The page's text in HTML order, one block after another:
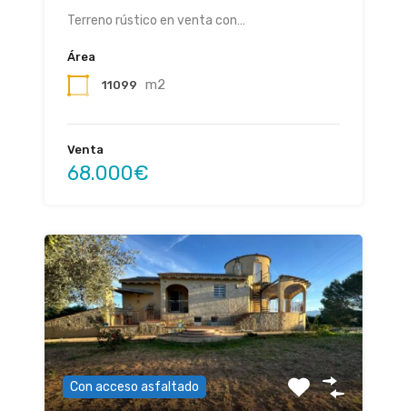
Terreno rústico en venta con…
Área
11099 m2
Venta
68.000€
Con acceso asfaltado